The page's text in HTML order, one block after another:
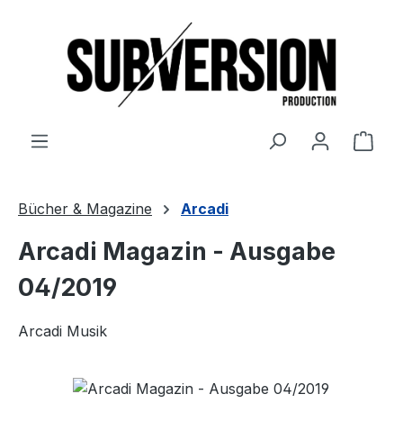
Bücher & Magazine Arcadi
Arcadi Magazin - Ausgabe
04/2019
Arcadi Musik